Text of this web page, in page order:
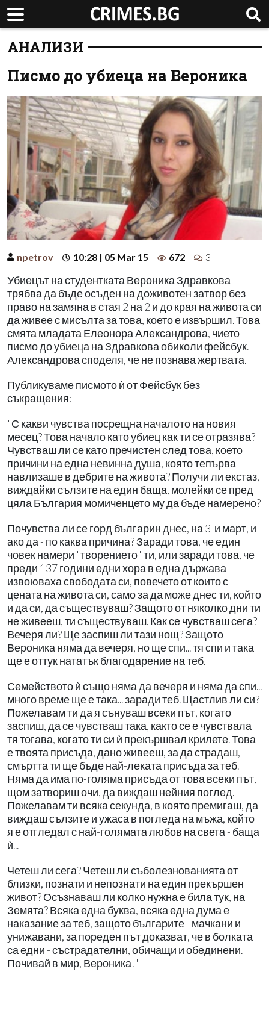
АНАЛИЗИ
Писмо до убиеца на Вероника
npetrov 10:28 | 05 Mar 15 672 3
Убиецът на студентката Вероника Здравкова
трябва да бъде осъден на доживотен затвор без
право на замяна в стая 2 на 2 и до края на живота си
да живее с мисълта за това, което е извършил. Това
смята младата Елеонора Александрова, чието
писмо до убиеца на Здравкова обиколи фейсбук.
Александрова споделя, че не познава жертвата.
Публикуваме писмото ѝ от Фейсбук без
съкращения:
"С какви чувства посрещна началото на новия
месец? Това начало като убиец как ти се отразява?
Чувстваш ли се като пречистен след това, което
причини на една невинна душа, която тепърва
навлизаше в дебрите на живота? Получи ли екстаз,
виждайки сълзите на един баща, молейки се пред
цяла България момиченцето му да бъде намерено?
Почувства ли се горд българин днес, на 3-и март, и
ако да - по каква причина? Заради това, че един
човек намери "творението" ти, или заради това, че
преди 137 години едни хора в една държава
извоюваха свободата си, повечето от които с
цената на живота си, само за да може днес ти, който
и да си, да съществуваш? Защото от няколко дни ти
не живееш, ти съществуваш. Как се чувстваш сега?
Вечеря ли? Ще заспиш ли тази нощ? Защото
Вероника няма да вечеря, но ще спи... тя спи и така
ще е оттук нататък благодарение на теб.
Семейството ѝ също няма да вечеря и няма да спи...
много време ще е така... заради теб. Щастлив ли си?
Пожелавам ти да я сънуваш всеки път, когато
заспиш, да се чувстваш така, както се е чувствала
тя тогава, когато ти си ѝ прекършвал крилете. Това
е твоята присъда, дано живееш, за да страдаш,
смъртта ти ще бъде най-леката присъда за теб.
Няма да има по-голяма присъда от това всеки път,
щом затвориш очи, да виждаш нейния поглед.
Пожелавам ти всяка секунда, в която премигаш, да
виждаш сълзите и ужаса в погледа на мъжа, който
я е отгледал с най-голямата любов на света - баща
ѝ...
Четеш ли сега? Четеш ли съболезнованията от
близки, познати и непознати на един прекършен
живот? Осъзнаваш ли колко нужна е била тук, на
Земята? Всяка една буква, всяка една дума е
наказание за теб, защото българите - мачкани и
унижавани, за пореден път доказват, че в болката
са едни - състрадателни, обичащи и обединени.
Почивай в мир, Вероника!"